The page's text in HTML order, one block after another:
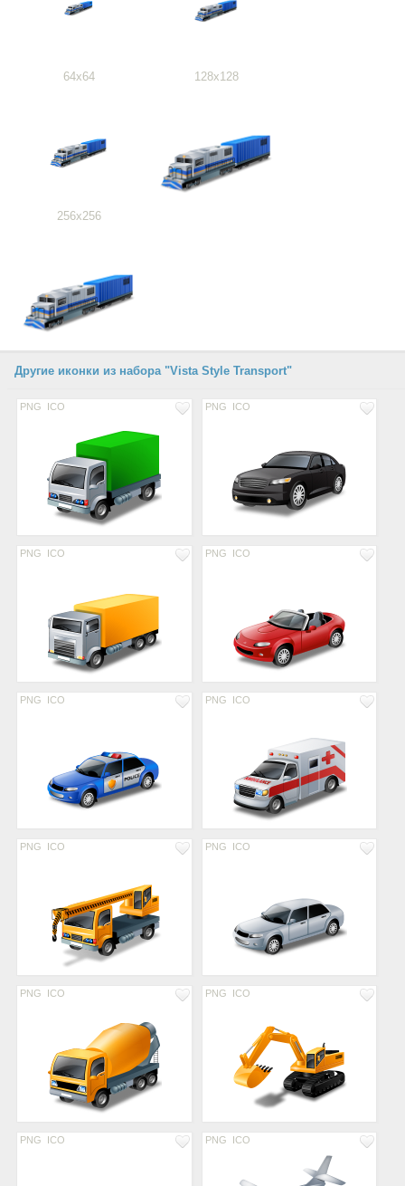
64x64 128x128
256x256
Другие иконки из набора "Vista Style Transport"
PNG ICO PNG ICO
PNG ICO PNG ICO
PNG ICO PNG ICO
PNG ICO PNG ICO
PNG ICO PNG ICO
PNG ICO PNG ICO